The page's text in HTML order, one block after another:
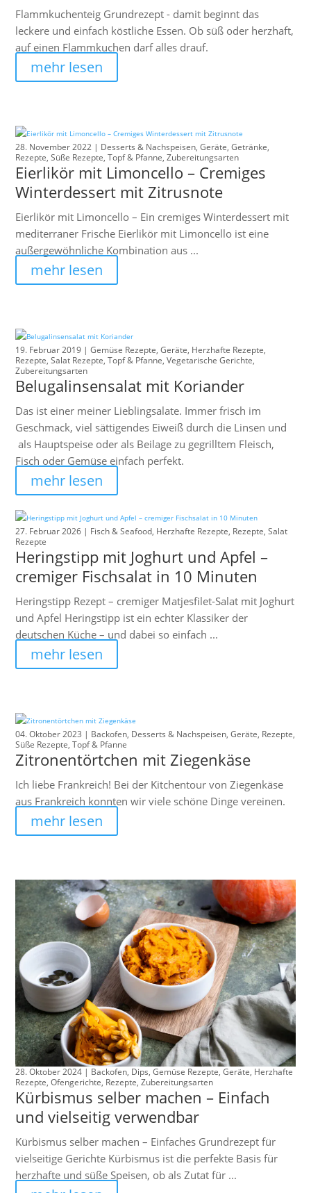
Flammkuchenteig Grundrezept - damit beginnt das
leckere und einfach köstliche Essen. Ob süß oder herzhaft,
auf einen Flammkuchen darf alles drauf.
mehr lesen
28. November 2022 | Desserts & Nachspeisen, Geräte, Getränke,
Rezepte, Süße Rezepte, Topf & Pfanne, Zubereitungsarten
Eierlikör mit Limoncello – Cremiges
Winterdessert mit Zitrusnote
Eierlikör mit Limoncello – Ein cremiges Winterdessert mit
mediterraner Frische Eierlikör mit Limoncello ist eine
außergewöhnliche Kombination aus ...
mehr lesen
19. Februar 2019 |Gemüse Rezepte, Geräte, Herzhafte Rezepte,
Rezepte, Salat Rezepte, Topf & Pfanne, Vegetarische Gerichte,
Zubereitungsarten
Belugalinsensalat mit Koriander
Das ist einer meiner Lieblingsalate. Immer frisch im
Geschmack, viel sättigendes Eiweiß durch die Linsen und
als Hauptspeise oder als Beilage zu gegrilltem Fleisch,
Fisch oder Gemüse einfach perfekt.
mehr lesen
27. Februar 2026 | Fisch & Seafood, Herzhafte Rezepte, Rezepte, Salat
Rezepte
Heringstipp mit Joghurt und Apfel –
cremiger Fischsalat in 10 Minuten
Heringstipp Rezept – cremiger Matjesfilet-Salat mit Joghurt
und Apfel Heringstipp ist ein echter Klassiker der
deutschen Küche – und dabei so einfach ...
mehr lesen
04. Oktober 2023 | Backofen, Desserts & Nachspeisen, Geräte, Rezepte,
Süße Rezepte, Topf & Pfanne
Zitronentörtchen mit Ziegenkäse
Ich liebe Frankreich! Bei der Kitchentour von Ziegenkäse
aus Frankreich konnten wir viele schöne Dinge vereinen.
mehr lesen
28. Oktober 2024 | Backofen, Dips, Gemüse Rezepte, Geräte, Herzhafte
Rezepte, Ofengerichte, Rezepte, Zubereitungsarten
Kürbismus selber machen – Einfach
und vielseitig verwendbar
Kürbismus selber machen – Einfaches Grundrezept für
vielseitige Gerichte Kürbismus ist die perfekte Basis für
herzhafte und süße Speisen, ob als Zutat für ...